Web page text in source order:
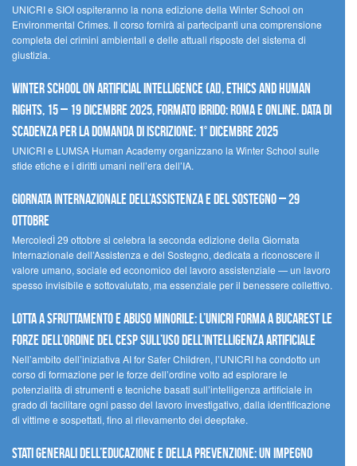
UNICRI e SIOI ospiteranno la nona edizione della Winter School on
Environmental Crimes. Il corso fornirà ai partecipanti una comprensione
completa dei crimini ambientali e delle attuali risposte del sistema di
giustizia.
Winter School on Artificial Intelligence (AI), Ethics and Human
Rights, 15 – 19 dicembre 2025, Formato Ibrido: Roma e online. Data di
scadenza per la domanda di iscrizione: 1° dicembre 2025
UNICRI e LUMSA Human Academy organizzano la Winter School sulle
sfide etiche e i diritti umani nell’era dell’IA.
Giornata internazionale dell’assistenza e del sostegno – 29
ottobre
MercoledÌ 29 ottobre si celebra la seconda edizione della Giornata
Internazionale dell’Assistenza e del Sostegno, dedicata a riconoscere il
valore umano, sociale ed economico del lavoro assistenziale — un lavoro
spesso invisibile e sottovalutato, ma essenziale per il benessere collettivo.
Lotta a sfruttamento e abuso minorile: l’UNICRI forma a Bucarest le
forze dell’ordine del CESP sull’uso dell’Intelligenza Artificiale
Nell’ambito dell’iniziativa AI for Safer Children, l’UNICRI ha condotto un
corso di formazione per le forze dell’ordine volto ad esplorare le
potenzialità di strumenti e tecniche basati sull’intelligenza artificiale in
grado di facilitare ogni passo del lavoro investigativo, dalla identificazione
di vittime e sospettati, fino al rilevamento dei deepfake.
Stati Generali dell’Educazione e della Prevenzione: un impegno